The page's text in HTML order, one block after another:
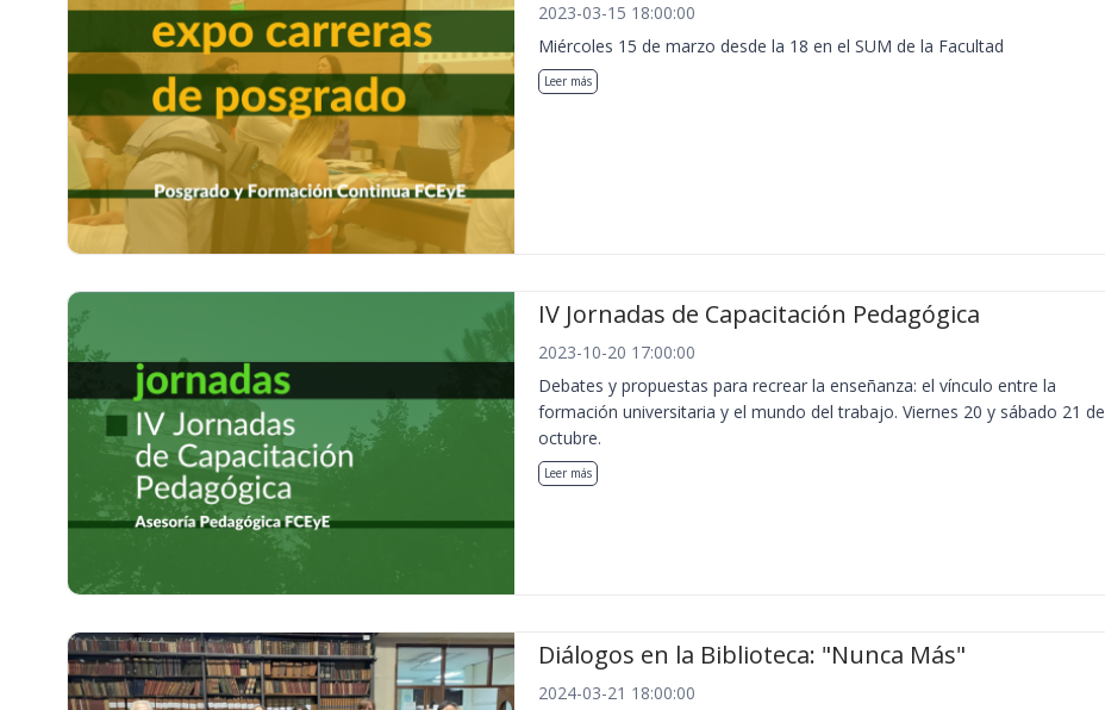
2023-03-15 18:00:00
Miércoles 15 de marzo desde la 18 en el SUM de la Facultad
Leer más
IV Jornadas de Capacitación Pedagógica
2023-10-20 17:00:00
Debates y propuestas para recrear la enseñanza: el vínculo entre la
formación universitaria y el mundo del trabajo. Viernes 20 y sábado 21 de
octubre.
Leer más
Diálogos en la Biblioteca: "Nunca Más"
2024-03-21 18:00:00